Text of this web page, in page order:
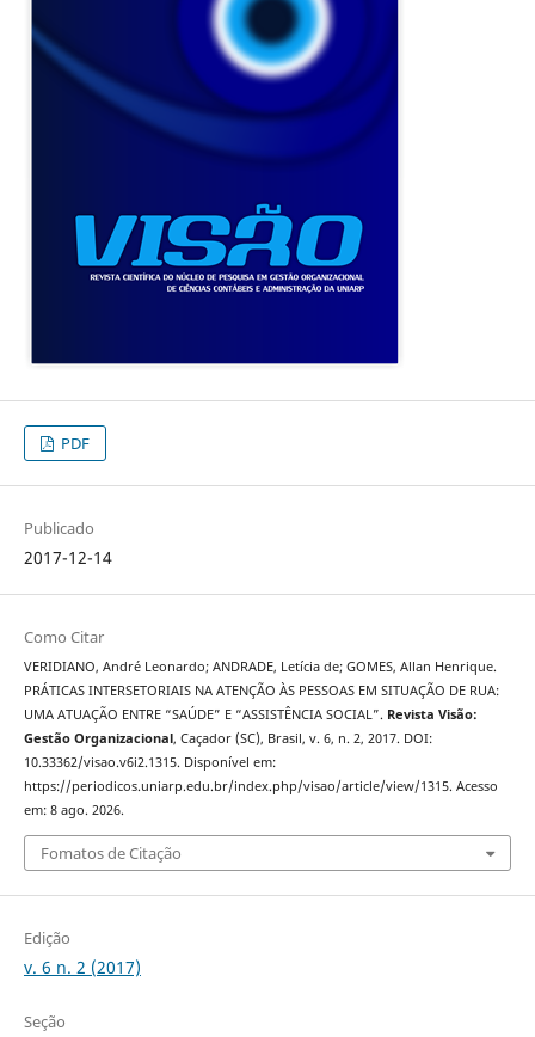
PDF
Publicado
2017-12-14
Como Citar
VERIDIANO, André Leonardo; ANDRADE, Letícia de; GOMES, Allan Henrique.
PRÁTICAS INTERSETORIAIS NA ATENÇÃO ÀS PESSOAS EM SITUAÇÃO DE RUA:
UMA ATUAÇÃO ENTRE “SAÚDE” E “ASSISTÊNCIA SOCIAL”. Revista Visão:
Gestão Organizacional, Caçador (SC), Brasil, v. 6, n. 2, 2017. DOI:
10.33362/visao.v6i2.1315. Disponível em:
https://periodicos.uniarp.edu.br/index.php/visao/article/view/1315. Acesso
em: 8 ago. 2026.
Fomatos de Citação
Edição
v. 6 n. 2 (2017)
Seção